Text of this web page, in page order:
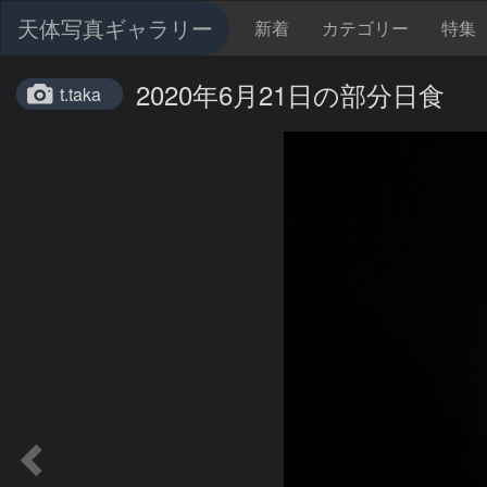
天体写真ギャラリー 新着 カテゴリー 特集
t.taka 2020年6月21日の部分日食